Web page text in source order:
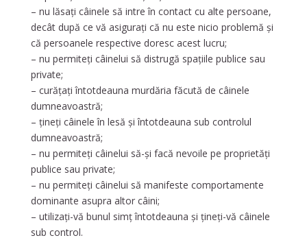
– nu lăsați câinele să intre în contact cu alte persoane,
decât după ce vă asigurați că nu este nicio problemă și
că persoanele respective doresc acest lucru;
– nu permiteți câinelui să distrugă spațiile publice sau
private;
– curățați întotdeauna murdăria făcută de câinele
dumneavoastră;
– țineți câinele în lesă și întotdeauna sub controlul
dumneavoastră;
– nu permiteți câinelui să-și facă nevoile pe proprietăți
publice sau private;
– nu permiteți câinelui să manifeste comportamente
dominante asupra altor câini;
– utilizați-vă bunul simț întotdeauna și țineți-vă câinele
sub control.